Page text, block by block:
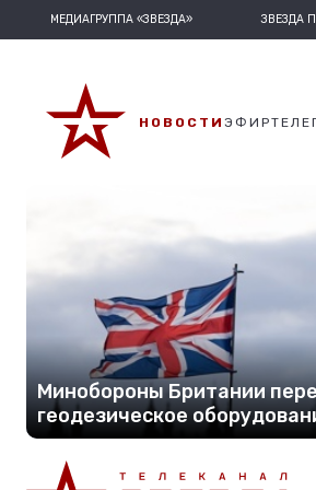
МЕДИАГРУППА «ЗВЕЗДА» ЗВЕЗДА
НОВОСТИ ЭФИР
Минобороны Британии
геодезическое